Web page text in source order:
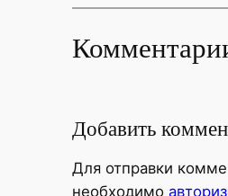
Добавить
Для отправки
необходимо